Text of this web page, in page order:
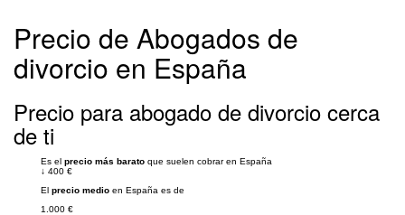
Precio de Abogados de
divorcio en España
Precio para abogado de divorcio cerca
de ti
Es el precio más barato que suelen cobrar en España
↓ 400 €
El precio medio en España es de
1.000 €